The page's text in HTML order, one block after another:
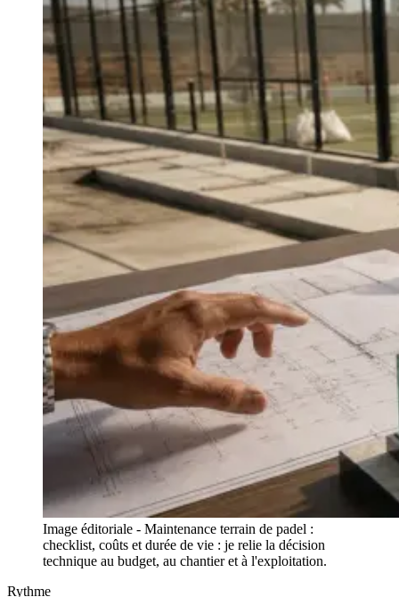
Image éditoriale - Maintenance terrain de padel :
checklist, coûts et durée de vie : je relie la décision
technique au budget, au chantier et à l'exploitation.
Rythme